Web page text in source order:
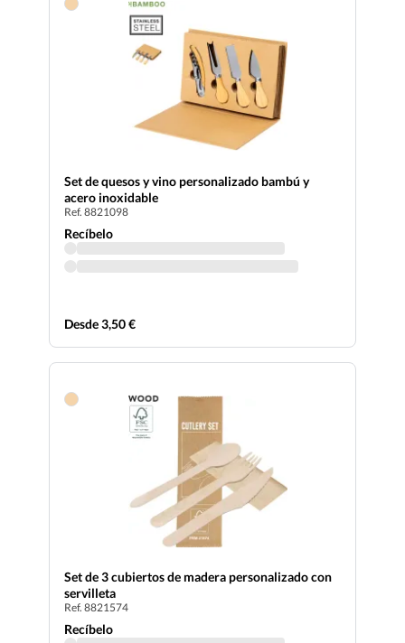
Set de quesos y vino personalizado bambú y
acero inoxidable
Ref. 8821098
Recíbelo
Desde 3,50 €
Set de 3 cubiertos de madera personalizado con
servilleta
Ref. 8821574
Recíbelo